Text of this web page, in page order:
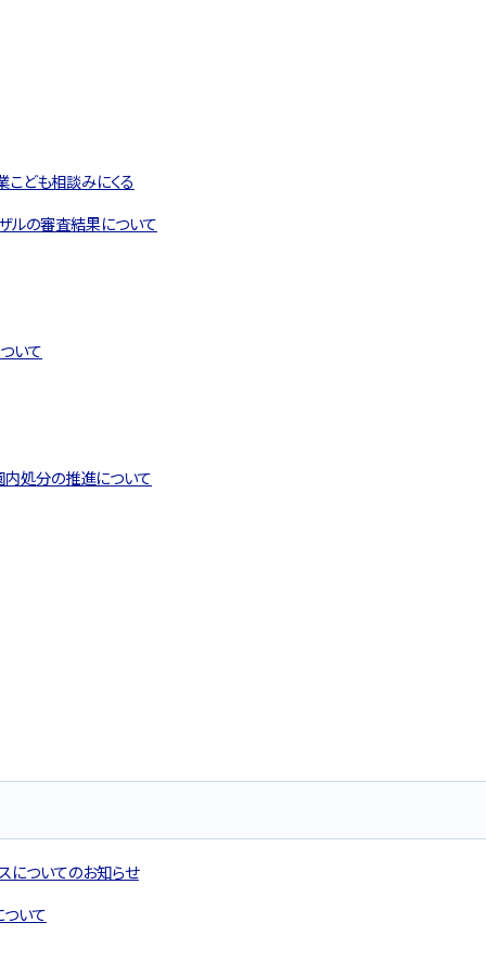
こども相談みにくる
ルの審査結果について
いて
処分の推進について
についてのお知らせ
いて